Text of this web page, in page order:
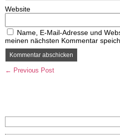
Website
Name, E-Mail-Adresse und
meinen nächsten Kommentar
← Previous Post